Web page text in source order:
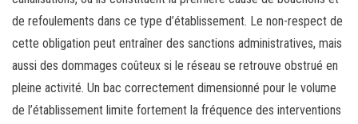
de refoulements dans ce type d’établissement. Le non-respect de
cette obligation peut entraîner des sanctions administratives, mais
aussi des dommages coûteux si le réseau se retrouve obstrué en
pleine activité. Un bac correctement dimensionné pour le volume
de l’établissement limite fortement la fréquence des interventions